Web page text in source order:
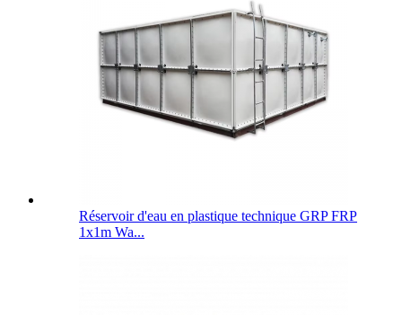
Réservoir d'eau en plastique technique GRP FRP
1x1m Wa...